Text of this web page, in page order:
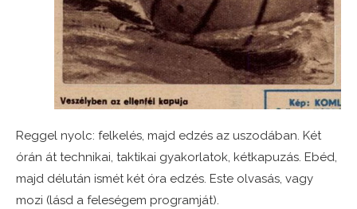
Reggel nyolc: felkelés, majd edzés az uszodában. Két
órán át technikai, taktikai gyakorlatok, kétkapuzás. Ebéd,
majd délután ismét két óra edzés. Este olvasás, vagy
mozi (lásd a feleségem programját).